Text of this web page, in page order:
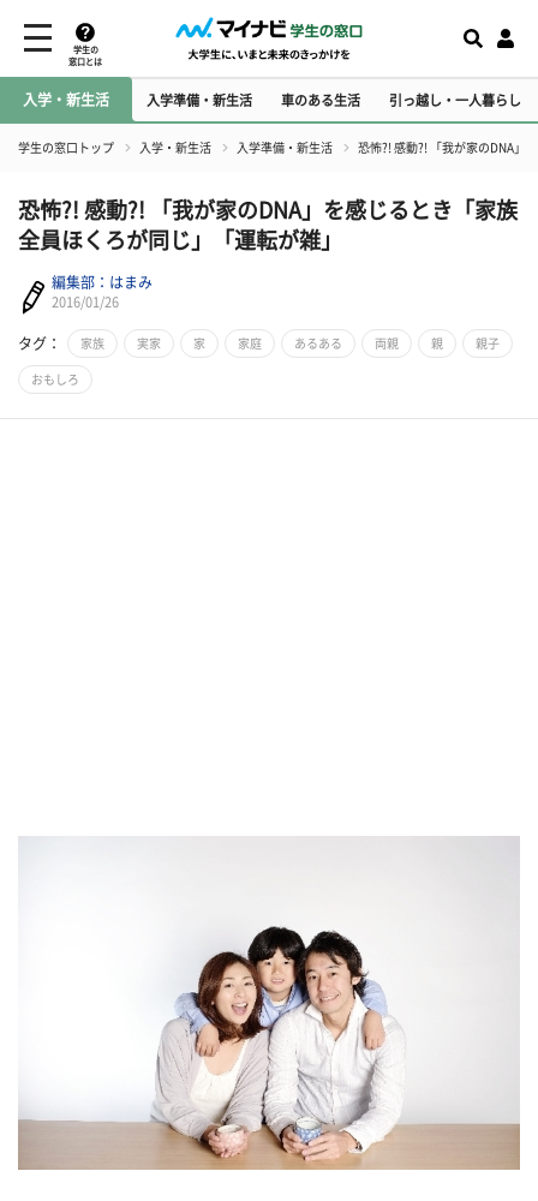
学生の
窓口とは
入学・新生活 入学準備・新生活 車のある生活 引っ越し・一人暮らし
学生の窓口トップ 入学・新生活 入学準備・新生活 恐怖?! 感動?! 「我が家のDNA」
恐怖?! 感動?! 「我が家のDNA」を感じるとき「家族
全員ほくろが同じ」「運転が雑」
編集部：はまみ
2016/01/26
タグ： 家族 実家 家 家庭 あるある 両親 親 親子
おもしろ